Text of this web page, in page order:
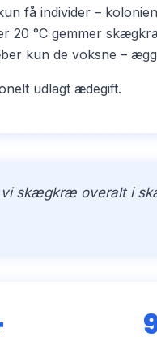
få individer –
20 °C gemmer
kun de voksne –
udlagt ædegift.
skægkræ overalt i